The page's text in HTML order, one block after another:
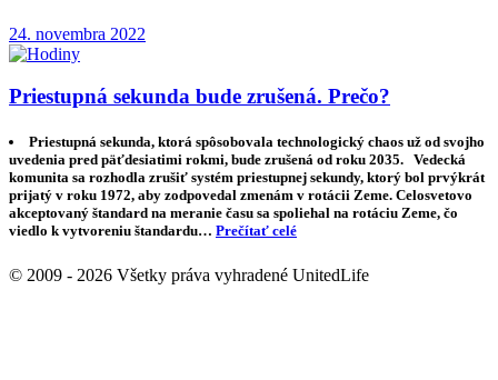
24. novembra 2022
Priestupná sekunda bude zrušená. Prečo?
Priestupná sekunda, ktorá spôsobovala technologický chaos už od svojho
uvedenia pred päťdesiatimi rokmi, bude zrušená od roku 2035. Vedecká
komunita sa rozhodla zrušiť systém priestupnej sekundy, ktorý bol prvýkrát
prijatý v roku 1972, aby zodpovedal zmenám v rotácii Zeme. Celosvetovo
akceptovaný štandard na meranie času sa spoliehal na rotáciu Zeme, čo
viedlo k vytvoreniu štandardu… Prečítať celé
© 2009 - 2026 Všetky práva vyhradené UnitedLife